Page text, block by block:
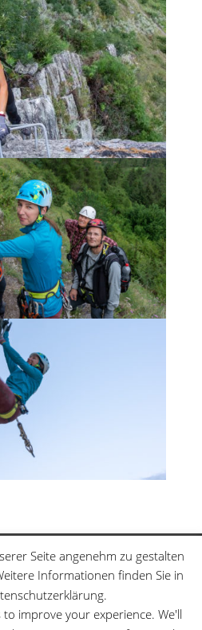
Schwierigkeitsgrade
Sitemap
Seite angenehm zu gestalten
Informationen finden Sie in
improve your experience. We'll